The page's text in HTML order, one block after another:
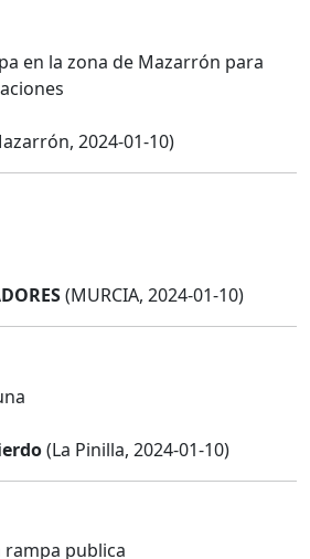
en la zona de Mazarrón para
2024-01-10)
(MURCIA, 2024-01-10)
(La Pinilla, 2024-01-10)
publica